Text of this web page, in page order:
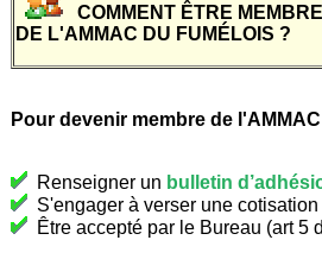
COMMENT ÊTRE MEMBRE
DE L'AMMAC DU FUMÉLOIS ?
Pour devenir membre de
Renseigner un bulletin
S'engager à verser une
Être accepté par le Bureau (art 5